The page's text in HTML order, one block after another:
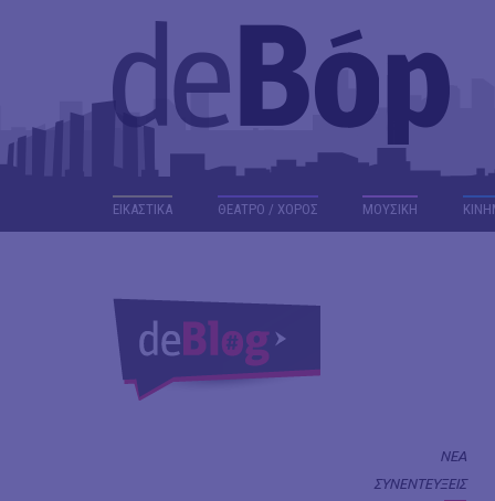
ΕΙΚΑΣΤΙΚΑ ΘΕΑΤΡΟ / ΧΟΡΟΣ ΜΟΥΣΙΚΗ
ΝΕΑ
ΣΥΝΕΝΤΕΥΞΕΙΣ